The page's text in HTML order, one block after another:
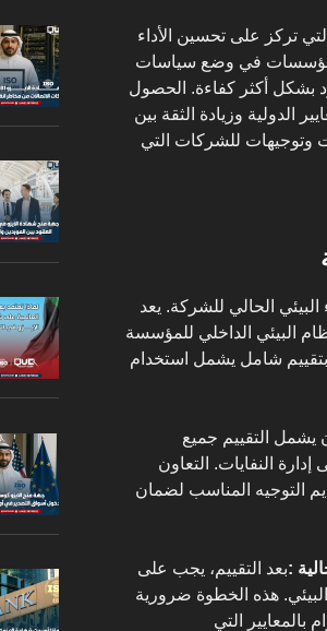
تركز على تحسين الأداء
في وضع سياسات
بشكل أكثر كفاءة. الحصول
الدولية وزيادة الثقة بين
وتوجيهات للشركات التي
البيئي الحالي للشركة. يعد
البيئي الداخلي للمؤسسة
شامل يشمل استخدام
يشمل التقييم جميع
إدارة النفايات. التعاون
التوجيه المناسب لضمان
:بعد التقييم، يجب على
البيئي. هذه الخطوة ضرورية
بالمعايير التي